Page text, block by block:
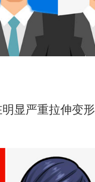
显严重拉伸变